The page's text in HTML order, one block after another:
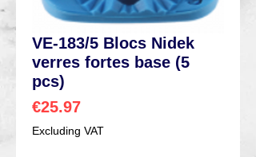
VE-183/5 Blocs Nidek
verres fortes base (5
pcs)
€25.97Price
Excluding VAT